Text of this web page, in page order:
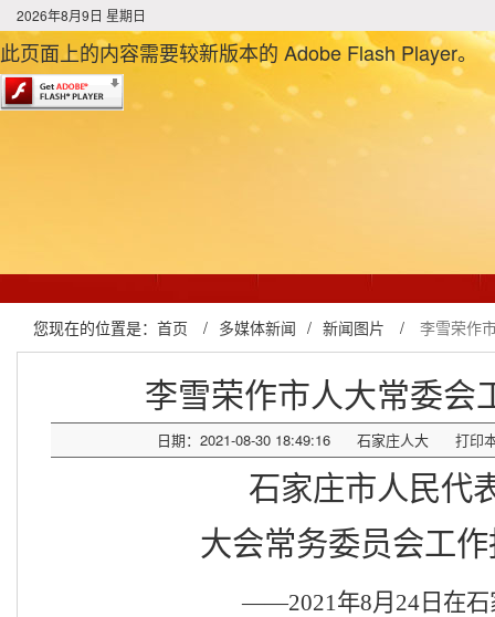
2026年8月9日 星期日
此页面上的内容需要较新版本的 Adobe Flash Player。
您现在的位置是： 首页 / 多媒体新闻 / 新闻图片 / 李雪荣作
李雪荣作市人大常委会
日期：2021-08-30 18:49:16 石家庄人大 打印
石家庄市人民代
大会常务委员会工
——2021年8月 24日在